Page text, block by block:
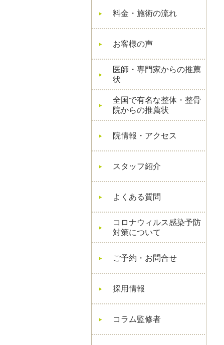
料金・施術の流れ
お客様の声
医師・専門家からの推薦
状
全国で有名な整体・整骨
院からの推薦状
院情報・アクセス
スタッフ紹介
よくある質問
コロナウィルス感染予防
対策について
ご予約・お問合せ
採用情報
コラム監修者